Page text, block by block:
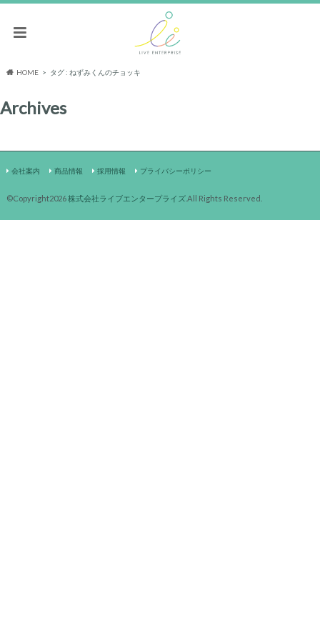
HOME タグ : ねずみくんのチョッキ
Archives
会社案内 商品情報 採用情報 プライバシーポリシー
©Copyright2026株式会社ライブエンタープライズ.All Rights Reserved.